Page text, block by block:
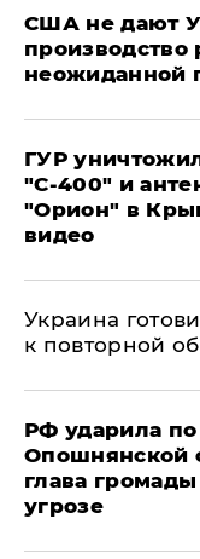
США не дают
производство
неожиданной
ГУР
"С‑400" и
"Орион" в
видео
Украина
к повторной
РФ ударила
Опошнянской
глава
угрозе